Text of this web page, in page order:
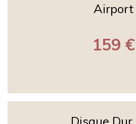
Airport
159 €
Disque Dur